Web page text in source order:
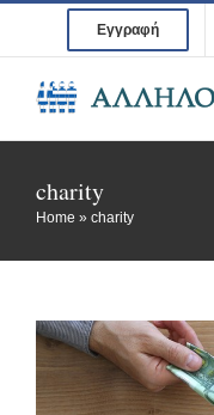
content
Εγγραφή
charity
Home » charity